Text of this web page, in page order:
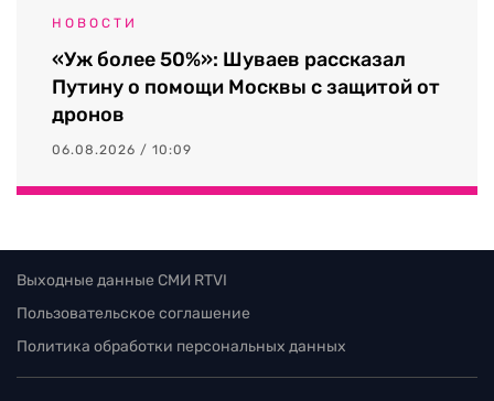
НОВОСТИ
«Уж более 50%»: Шуваев рассказал
Путину о помощи Москвы с защитой от
дронов
06.08.2026 / 10:09
Выходные данные СМИ RTVI
Пользовательское соглашение
Политика обработки персональных данных